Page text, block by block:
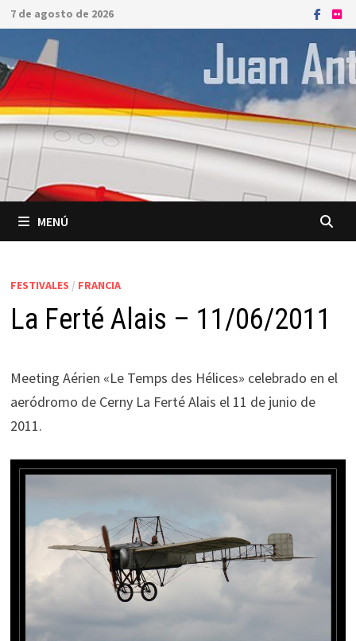
Saltar
al
contenido
7 de agosto de 2026
MENÚ
FESTIVALES / FRANCIA
La Ferté Alais – 11/06/2011
Meeting Aérien «Le Temps des Hélices» celebrado en el
aeródromo de Cerny La Ferté Alais el 11 de junio de
2011.